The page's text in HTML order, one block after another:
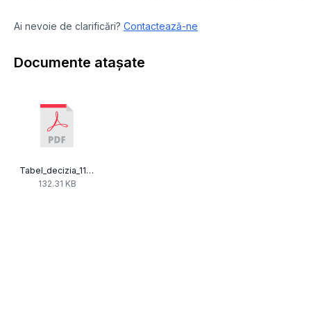
Ai nevoie de clarificări? Contactează-ne
Documente atașate
Tabel_decizia_115_2009.pdf
132.31 KB